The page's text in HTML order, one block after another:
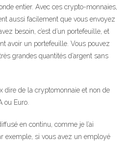
entier. Avec ces crypto-monnaies,
aussi facilement que vous envoyez
besoin, c’est d’un portefeuille, et
avoir un portefeuille. Vous pouvez
grandes quantités d’argent sans
dire de la cryptomonnaie et non de
ou Euro.
en continu, comme je l’ai
exemple, si vous avez un employé